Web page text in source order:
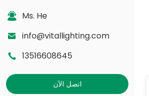
Ms. He
info@vitallighting.com
13516608645
اتصل الآن